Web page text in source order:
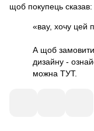
щоб покупець сказав:
«вау, хочу цей
А щоб замовити
дизайну -
можна ТУТ.